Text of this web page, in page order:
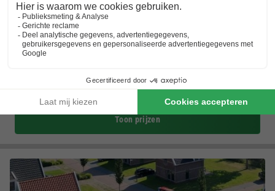
Summio Vakantiepark It Wiid
Friesland, Eernewoude
8.2 Zeer goed
Nabij Drachten en Leeuwarden
Toon prijzen